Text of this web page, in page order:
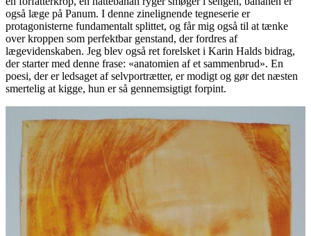
også læge på Panum. I denne zinelignende tegneserie er
protagonisterne fundamentalt splittet, og får mig også til at tænke
over kroppen som perfektbar genstand, der fordres af
lægevidenskaben. Jeg blev også ret forelsket i Karin Halds bidrag,
der starter med denne frase: «anatomien af et sammenbrud». En
poesi, der er ledsaget af selvportrætter, er modigt og gør det næsten
smertelig at kigge, hun er så gennemsigtigt forpint.